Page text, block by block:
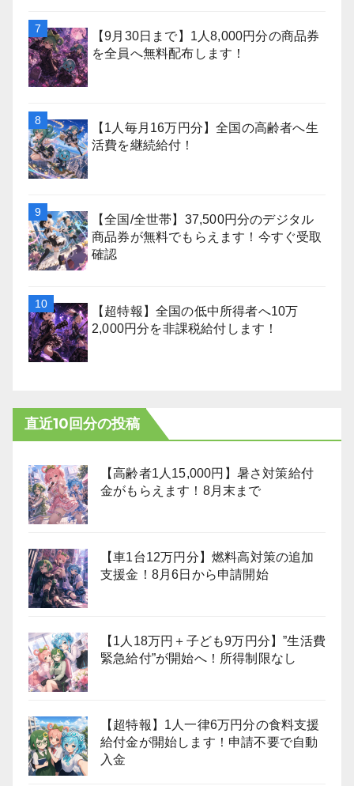
【9月30日まで】1人8,000円分の商品券
を全員へ無料配布します！
【1人毎月16万円分】全国の高齢者へ生
活費を継続給付！
【全国/全世帯】37,500円分のデジタル
商品券が無料でもらえます！今すぐ受取
確認
【超特報】全国の低中所得者へ10万
2,000円分を非課税給付します！
直近10回分の投稿
【高齢者1人15,000円】暑さ対策給付
金がもらえます！8月末まで
【車1台12万円分】燃料高対策の追加
支援金！8月6日から申請開始
【1人18万円＋子ども9万円分】”生活費
緊急給付”が開始へ！所得制限なし
【超特報】1人一律6万円分の食料支援
給付金が開始します！申請不要で自動
入金